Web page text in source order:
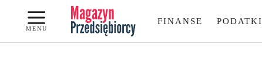
Przejdź
treści
MENU
FINANSE PODATKI